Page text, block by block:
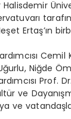
Ertaş’ın
Cemil
Niğde
Prof.
ve
ve